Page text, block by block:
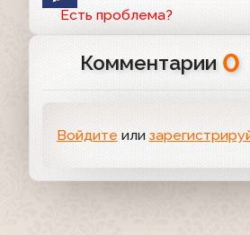
Есть проблема?
Комментарии 0
Войдите или